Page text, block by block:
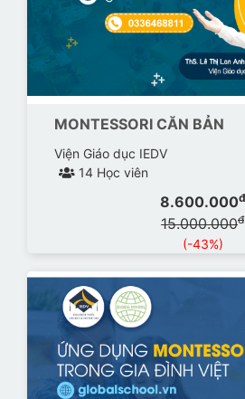
MONTESSORI CĂN BẢN
Viện Giáo dục IEDV
14 Học viên
8.600.000đ
15.000.000đ
(-43%)